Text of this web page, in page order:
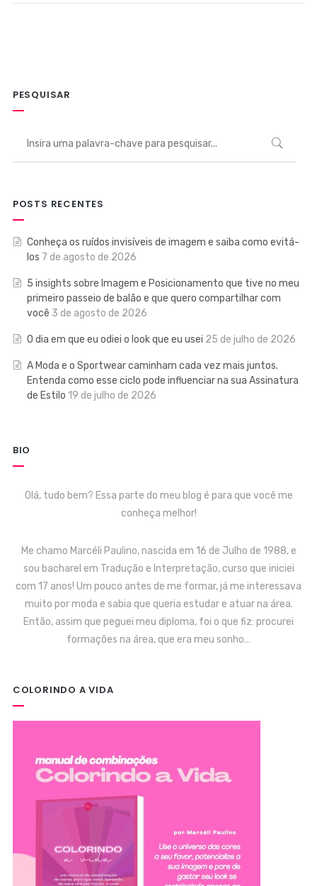
PESQUISAR
POSTS RECENTES
Conheça os ruídos invisíveis de imagem e saiba como evitá-
los 7 de agosto de 2026
5 insights sobre Imagem e Posicionamento que tive no meu
primeiro passeio de balão e que quero compartilhar com
você 3 de agosto de 2026
O dia em que eu odiei o look que eu usei 25 de julho de 2026
A Moda e o Sportwear caminham cada vez mais juntos.
Entenda como esse ciclo pode influenciar na sua Assinatura
de Estilo 19 de julho de 2026
BIO
Olá, tudo bem? Essa parte do meu blog é para que você me
conheça melhor!
Me chamo Marcéli Paulino, nascida em 16 de Julho de 1988, e
sou bacharel em Tradução e Interpretação, curso que iniciei
com 17 anos! Um pouco antes de me formar, já me interessava
muito por moda e sabia que queria estudar e atuar na área.
Então, assim que peguei meu diploma, foi o que fiz: procurei
formações na área, que era meu sonho…
COLORINDO A VIDA